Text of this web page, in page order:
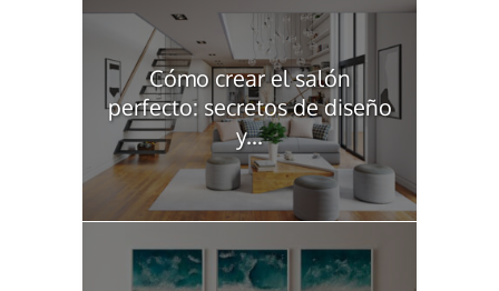
Cómo crear el salón
perfecto: secretos de diseño
y...